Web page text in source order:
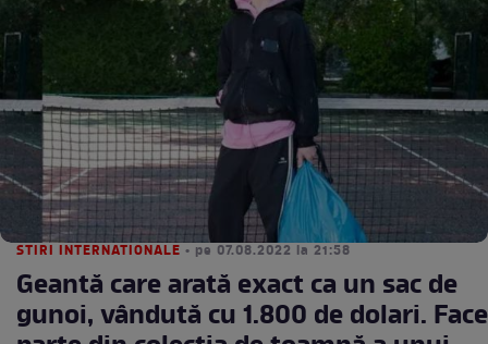
STIRI INTERNATIONALE • pe 07.08.2022 la 21:58
Geantă care arată exact ca un sac de
gunoi, vândută cu 1.800 de dolari. Face